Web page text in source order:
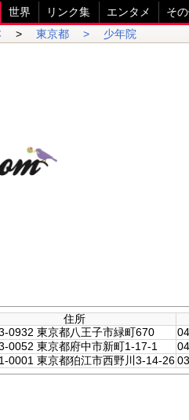
世界 リンク集 エンタメ
そ
> 東京都 > 少年院
住所
0932 東京都八王子市緑町670
0052 東京都府中市新町1-17-1
0001 東京都狛江市西野川3-14-26